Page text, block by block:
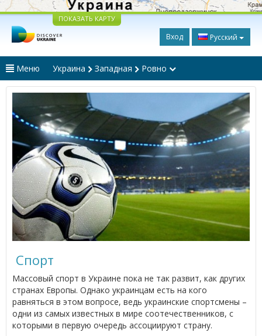
ПОКАЗАТЬ КАРТУ
Вход Русский
Меню Украина Западная Ровно
Спорт
Массовый спорт в Украине пока не так развит, как других
странах Европы. Однако украинцам есть на кого
равняться в этом вопросе, ведь украинские спортсмены –
одни из самых известных в мире соотечественников, с
которыми в первую очередь ассоциируют страну.